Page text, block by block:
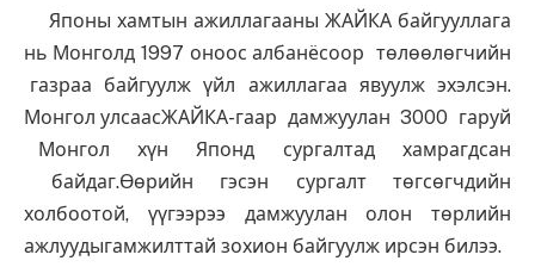
Японы хамтын ажиллагааны ЖАЙКА байгууллага
нь Монголд 1997 оноос албанёсоор төлөөлөгчийн
газраа байгуулж үйл ажиллагаа явуулж эхэлсэн.
Монгол улсаасЖАЙКА-гаар дамжуулан 3000 гаруй
Монгол хүн Японд сургалтад хамрагдсан
байдаг.Өөрийн гэсэн сургалт төгсөгчдийн
холбоотой, үүгээрээ дамжуулан олон төрлийн
ажлуудыгамжилттай зохион байгуулж ирсэн билээ.